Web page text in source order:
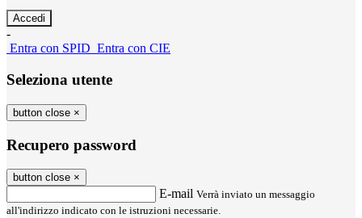
-
Entra con SPID Entra con CIE
Seleziona utente
button close ×
Recupero password
button close ×
E-mail Verrà inviato un messaggio
all'indirizzo indicato con le istruzioni necessarie.